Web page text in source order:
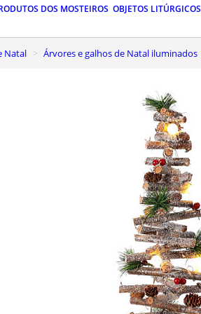
DOS MOSTEIROS OBJETOS LITÚRGICOS
Natal Árvores e galhos de Natal iluminados